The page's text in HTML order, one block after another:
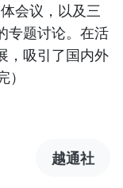
会议，以及三
专题讨论。在活
，吸引了国内外
越通社